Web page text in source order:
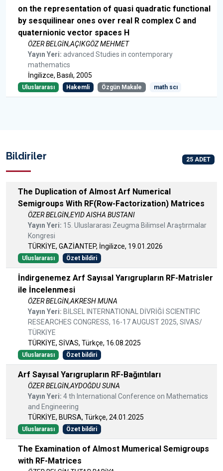
on the representation of quasi quadratic functional
by sesquilinear ones over real R complex C and
quaternionic vector spaces H
ÖZER BELGİN,AÇIKGÖZ MEHMET
Yayın Yeri: advanced Studies in contemporary
mathematics
İngilizce, Basılı, 2005
Uluslararası Hakemli Özgün Makale math scı
Bildiriler 25 ADET
The Duplication of Almost Arf Numerical
Semigroups With RF(Row-Factorization) Matrices
ÖZER BELGİN,EYID AISHA BUSTANI
Yayın Yeri: 15. Uluslararası Zeugma Bilimsel Araştırmalar
Kongresi
TÜRKİYE, GAZİANTEP, İngilizce, 19.01.2026
Uluslararası Özet bildiri
İndirgenemez Arf Sayısal Yarıgrupların RF-Matrisler
ile İncelenmesi
ÖZER BELGİN,AKRESH MUNA
Yayın Yeri: BİLSEL INTERNATIONAL DİVRİĞİ SCIENTIFIC
RESEARCHES CONGRESS, 16-17 AUGUST 2025, SIVAS/
TÜRKİYE
TÜRKİYE, SİVAS, Türkçe, 16.08.2025
Uluslararası Özet bildiri
Arf Sayısal Yarıgrupların RF-Bağıntıları
ÖZER BELGİN,AYDOĞDU SUNA
Yayın Yeri: 4 th International Conference on Mathematics
and Engineering
TÜRKİYE, BURSA, Türkçe, 24.01.2025
Uluslararası Özet bildiri
The Examination of Almost Mumerical Semigroups
with RF-Matrices